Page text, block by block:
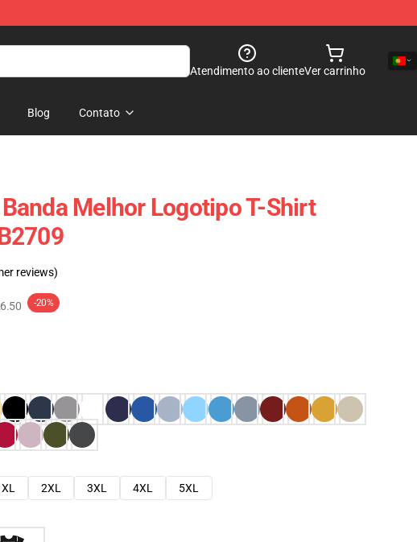
Atendimento ao clienteVer carrinho
Blog Contato
Melhor Logotipo T-Shirt
reviews)
-20%
XL 2XL 3XL 4XL
5XL